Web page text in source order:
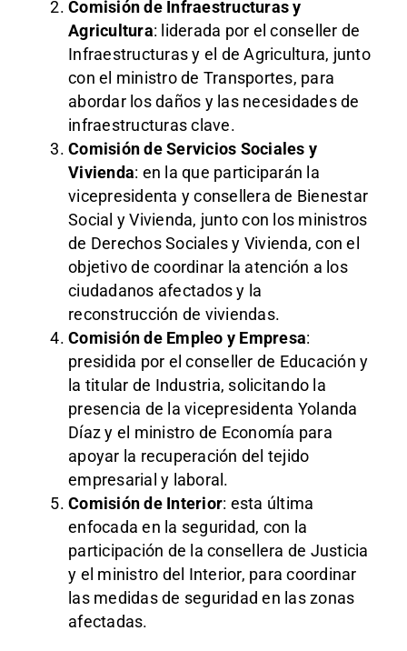
Comisión de Infraestructuras y
Agricultura: liderada por el conseller de
Infraestructuras y el de Agricultura, junto
con el ministro de Transportes, para
abordar los daños y las necesidades de
infraestructuras clave.
Comisión de Servicios Sociales y
Vivienda: en la que participarán la
vicepresidenta y consellera de Bienestar
Social y Vivienda, junto con los ministros
de Derechos Sociales y Vivienda, con el
objetivo de coordinar la atención a los
ciudadanos afectados y la
reconstrucción de viviendas.
Comisión de Empleo y Empresa:
presidida por el conseller de Educación y
la titular de Industria, solicitando la
presencia de la vicepresidenta Yolanda
Díaz y el ministro de Economía para
apoyar la recuperación del tejido
empresarial y laboral.
Comisión de Interior: esta última
enfocada en la seguridad, con la
participación de la consellera de Justicia
y el ministro del Interior, para coordinar
las medidas de seguridad en las zonas
afectadas.